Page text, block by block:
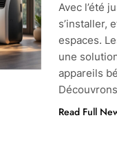
Avec l’été
s’installer,
espaces.
une
appareils
Read Full